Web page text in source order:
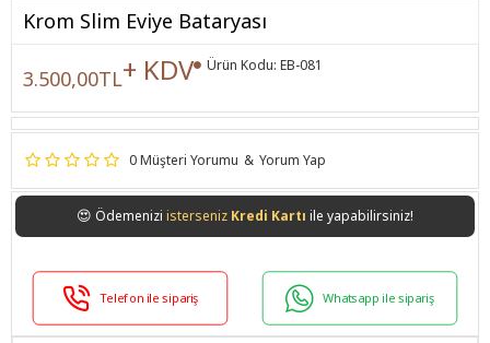
Krom Slim Eviye Bataryası
0 Müşteri Yorumu & Yorum Yap
3.500,00TL+ KDV Ürün Kodu: EB-081
😍 Ödemenizi istersenizKredi Kartı ile yapabilirsiniz!
Telefon ile sipariş Whatsapp ile sipariş